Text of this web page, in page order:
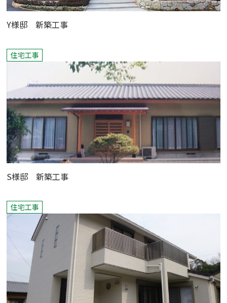
Y様邸 新築工事
住宅工事
S様邸 新築工事
住宅工事